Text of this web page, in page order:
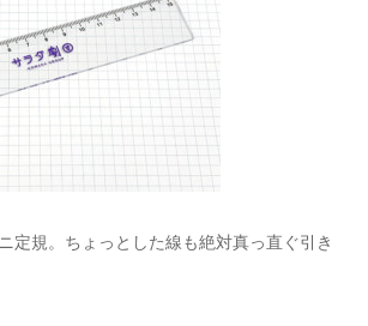
定規。ちょっとした線も絶対真っ直ぐ引き